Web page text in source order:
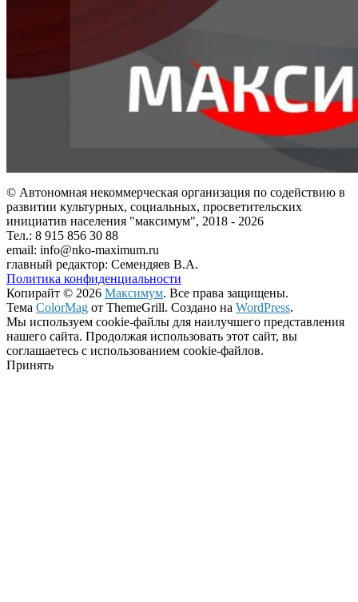
© Автономная некоммерческая организация по содействию в
развитии культурных, социальных, просветительских
инициатив населения "максимум", 2018 - 2026
Тел.: 8 915 856 30 88
email: info@nko-maximum.ru
главный редактор: Семендяев В.А.
Политика конфиденциальности
Копирайт © 2026 Максимум. Все права защищены.
Тема ColorMag от ThemeGrill. Создано на WordPress.
Мы используем cookie-файлы для наилучшего представления
нашего сайта. Продолжая использовать этот сайт, вы
соглашаетесь с использованием cookie-файлов.
Принять